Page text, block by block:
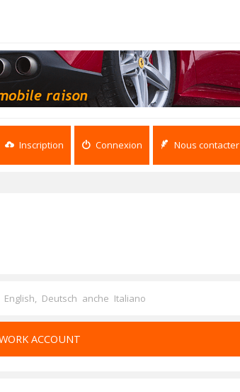
Inscription Connexion Nous contacter
English, Deutsch anche Italiano
ACCOUNT